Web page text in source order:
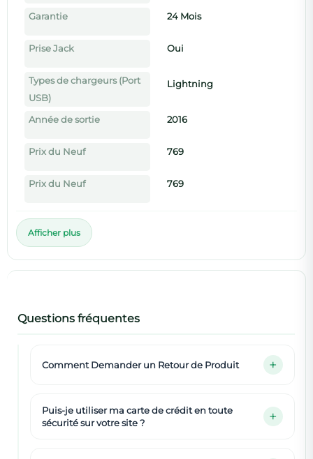
Garantie 24 Mois
Prise Jack Oui
Types de chargeurs (Port
USB)
Lightning
Année de sortie 2016
Prix du Neuf 769
Prix du Neuf 769
Afficher plus
Questions fréquentes
Comment Demander un Retour de Produit
Puis-je utiliser ma carte de crédit en toute
sécurité sur votre site ?